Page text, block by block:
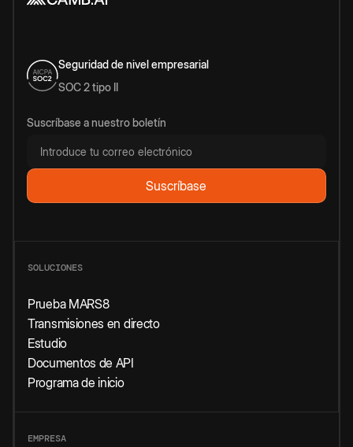
Seguridad de nivel empresarial
SOC 2 tipo II
Suscríbase a nuestro boletín
SOLUCIONES
Prueba MARS8
Transmisiones en directo
Estudio
Documentos de API
Programa de inicio
EMPRESA